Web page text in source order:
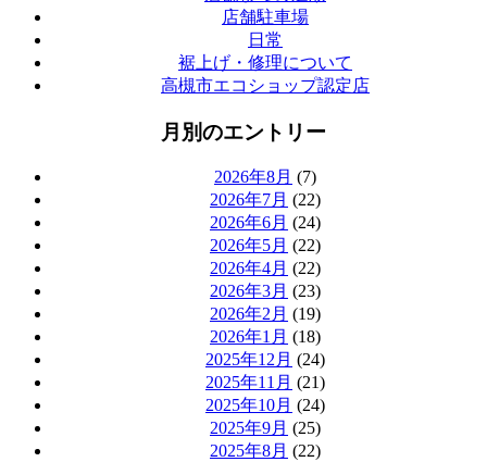
店舗駐車場
日常
裾上げ・修理について
高槻市エコショップ認定店
月別のエントリー
2026年8月 (7)
2026年7月 (22)
2026年6月 (24)
2026年5月 (22)
2026年4月 (22)
2026年3月 (23)
2026年2月 (19)
2026年1月 (18)
2025年12月 (24)
2025年11月 (21)
2025年10月 (24)
2025年9月 (25)
2025年8月 (22)